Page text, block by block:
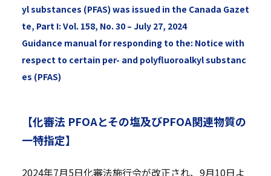
yl substances (PFAS) was issued in the Canada Gazet
te, Part I: Vol. 158, No. 30 – July 27, 2024
Guidance manual for responding to the: Notice with
respect to certain per- and polyfluoroalkyl substanc
es (PFAS)
【化審法 PFOAとその塩及びPFOA関連物質の
一特指定】
2024年7月5日化審法施行令が改正され、9月10日よ